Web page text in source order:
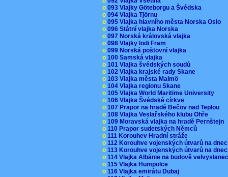
o 093 Vlajky Göteborgu a Švédska
o 094 Vlajka Tjörnu
o 095 Vlajka hlavního města Norska Oslo
o 096 Státní vlajka Norska
o 097 Norská královská vlajka
o 098 Vlajky lodi Fram
o 099 Norská poštovní vlajka
o 100 Samská vlajka
o 101 Vlajka švédských soudů
o 102 Vlajka krajské rady Skane
o 103 Vlajka města Malmö
o 104 Vlajka regionu Skane
o 105 Vlajka World Maritime University
o 106 Vlajka Švédské církve
o 107 Prapor na hradě Bečov nad Teplou
o 108 Vlajka Veslařského klubu Ohře
o 109 Moravská vlajka na hradě Pernštejn
o 110 Prapor sudetských Němců
o 111 Korouhev Hradní stráže
o 112 Korouhve vojenských útvarů na
o 113 Korouhve vojenských útvarů na
o 114 Vlajka Albánie na budově
o 115 Vlajka Humpolce
o 116 Vlajka emirátu Dubaj